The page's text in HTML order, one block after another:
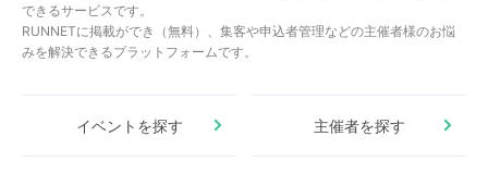
できるサービスです。
RUNNETに掲載ができ（無料）、集客や申込者管理などの主催者様のお悩
みを解決できるプラットフォームです。
イベントを探す 主催者を探す